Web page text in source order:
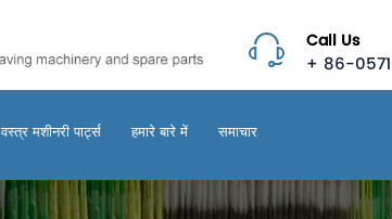
Call Us
+ 86-
वस्त्र मशीनरी पार्ट्स हमारे बारे में समाचार